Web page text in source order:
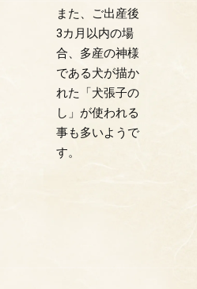
また、ご出産後
3カ月以内の場
合、多産の神様
である犬が描か
れた「犬張子の
し」が使われる
事も多いようで
す。